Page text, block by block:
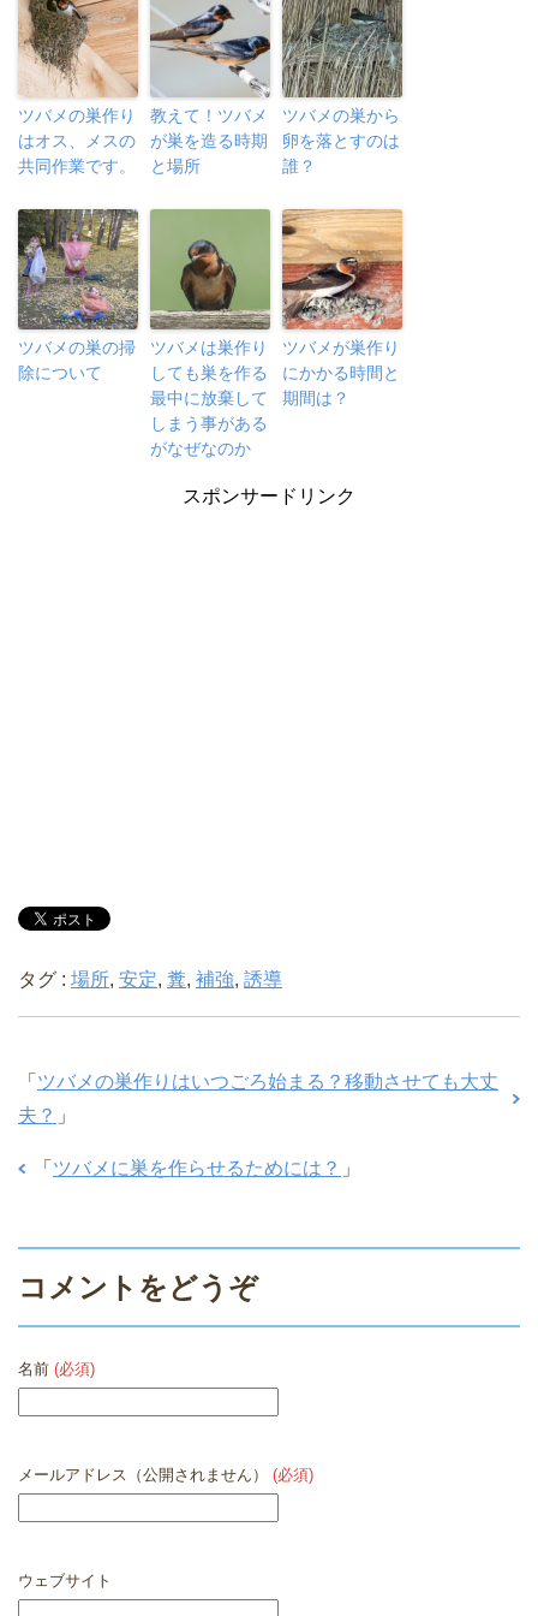
ツバメの巣作り
はオス、メスの
共同作業です。
教えて！ツバメ
が巣を造る時期
と場所
ツバメの巣から
卵を落とすのは
誰？
ツバメの巣の掃
除について
ツバメは巣作り
しても巣を作る
最中に放棄して
しまう事がある
がなぜなのか
ツバメが巣作り
にかかる時間と
期間は？
スポンサードリンク
タグ : 場所, 安定, 糞, 補強, 誘導
「 ツバメの巣作りはいつごろ始まる？移動させても大丈
夫？ 」
「 ツバメに巣を作らせるためには？ 」
コメントをどうぞ
名前 (必須)
メールアドレス（公開されません） (必須)
ウェブサイト